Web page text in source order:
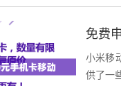
免费
小米移
供了一